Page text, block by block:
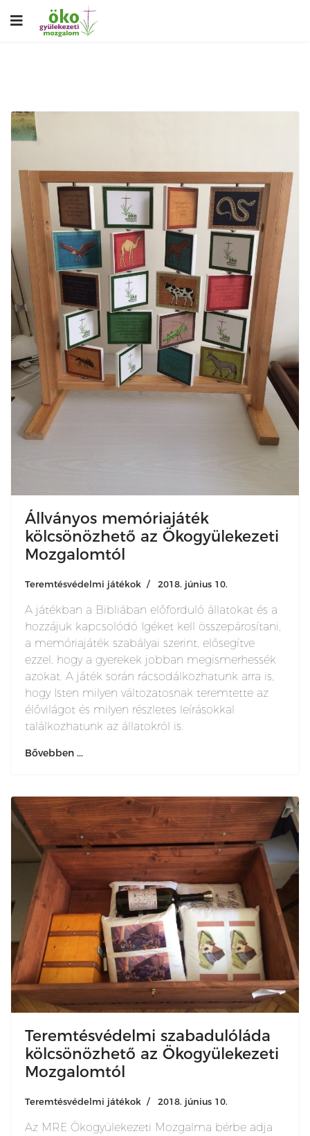
Állványos memóriajáték
kölcsönözhető az Ökogyülekezeti
Mozgalomtól
Teremtésvédelmi játékok 2018. június 10.
A játékban a Bibliában előforduló állatokat és a
hozzájuk kapcsolódó Igéket kell összepárosítani,
a memóriajáték szabályai szerint, elősegítve
ezzel, hogy a gyerekek jobban megismerhessék
azokat. A játék során rácsodálkozhatunk arra is,
hogy Isten milyen változatosnak teremtette az
élővilágot és milyen részletes leírásokkal
találkozhatunk az állatokról is.
Bővebben ...
Teremtésvédelmi szabadulóláda
kölcsönözhető az Ökogyülekezeti
Mozgalomtól
Teremtésvédelmi játékok 2018. június 10.
Az MRE Ökogyülekezeti Mozgalma bérbe adja